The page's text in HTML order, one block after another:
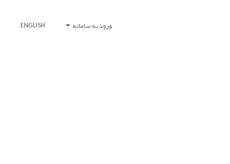
ورود به سامانه ENGLISH